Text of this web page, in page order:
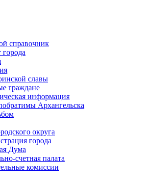
справочник
славы
граждане
информация
Архангельска
округа
города
Дума
счетная палата
комиссии